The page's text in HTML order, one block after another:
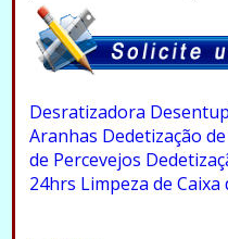
Desratizadora
Aranhas Dedetização
de Percevejos
24hrs Limpeza de Caixa